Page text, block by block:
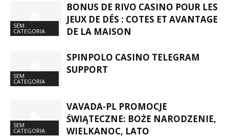
SEM
CATEGORIA
BONUS DE RIVO CASINO POUR LES
JEUX DE DÉS : COTES ET AVANTAGE
DE LA MAISON
SEM
CATEGORIA
SPINPOLO CASINO TELEGRAM
SUPPORT
SEM
CATEGORIA
VAVADA-PL PROMOCJE
ŚWIĄTECZNE: BOŻE NARODZENIE,
WIELKANOC, LATO